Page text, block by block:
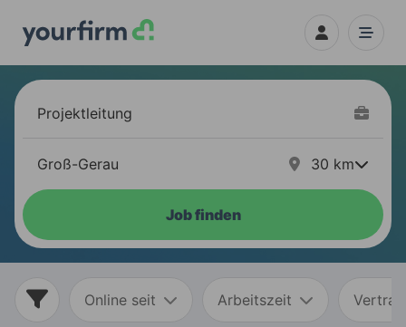
30 km
Job finden
Online seit Arbeitszeit